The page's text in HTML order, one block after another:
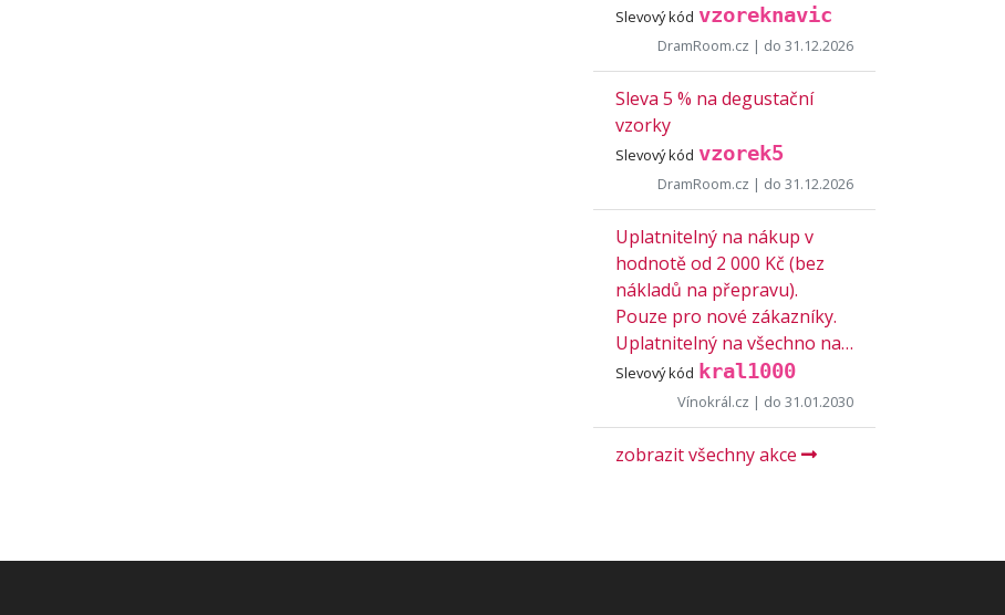
Slevový kód vzoreknavic
DramRoom.cz | do 31.12.2026
Sleva 5 % na degustační
vzorky
Slevový kód vzorek5
DramRoom.cz | do 31.12.2026
Uplatnitelný na nákup v
hodnotě od 2 000 Kč (bez
nákladů na přepravu).
Pouze pro nové zákazníky.
Uplatnitelný na všechno na…
Slevový kód kral1000
Vínokrál.cz | do 31.01.2030
zobrazit všechny akce